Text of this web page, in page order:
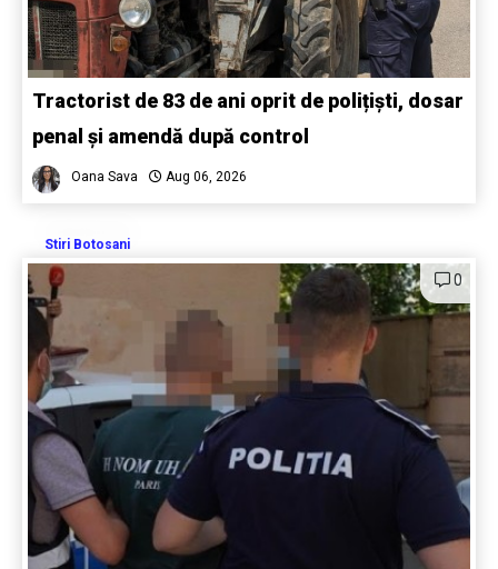
Tractorist de 83 de ani oprit de polițiști, dosar
penal și amendă după control
Oana Sava Aug 06, 2026
Stiri Botosani
0